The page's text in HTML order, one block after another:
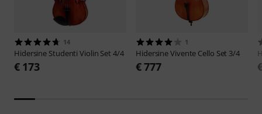
14
Hidersine Studenti Violin Set 4/4
€ 173
1
HidersineVivente Cello Set 3/4
€ 777